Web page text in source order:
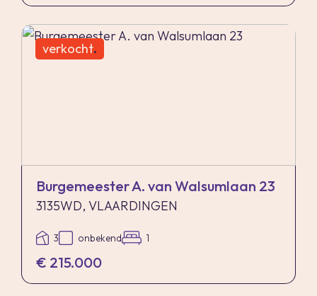
verkocht.
Burgemeester A. van Walsumlaan 23
3135WD, VLAARDINGEN
3 onbekend 1
€ 215.000